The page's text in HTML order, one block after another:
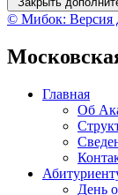
© Мибок: Версия
Главная
Об
День